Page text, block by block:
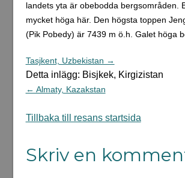
landets yta är obebodda bergsområden.
mycket höga här. Den högsta toppen
(Pik Pobedy) är 7439 m ö.h. Galet höga
Tasjkent, Uzbekistan →
Detta inlägg: Bisjkek, Kirgizistan
← Almaty, Kazakstan
Tillbaka till resans startsida
Skriv en